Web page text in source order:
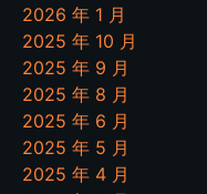
2026 年 1 月
2025 年 10 月
2025 年 9 月
2025 年 8 月
2025 年 6 月
2025 年 5 月
2025 年 4 月